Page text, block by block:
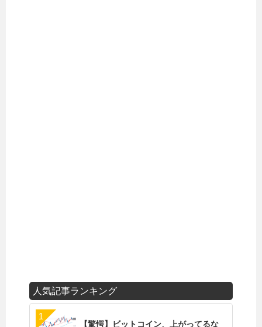
人気記事ランキング
【驚愕】ビットコイン、上がってるな